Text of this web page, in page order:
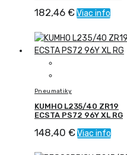
182,46 €Viac info
Pneumatiky
KUMHO L235/40 ZR19
ECSTA PS72 96Y XL RG
148,40 €Viac info